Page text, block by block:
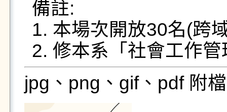
備註:
1. 本場次開放30名(跨
2. 修本系「社會工作
jpg、png、gif、pdf 附